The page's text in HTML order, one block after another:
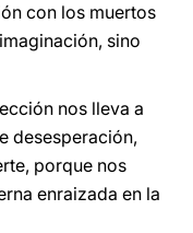
con los muertos
sino
nos lleva a
desesperación,
porque nos
enraizada en la